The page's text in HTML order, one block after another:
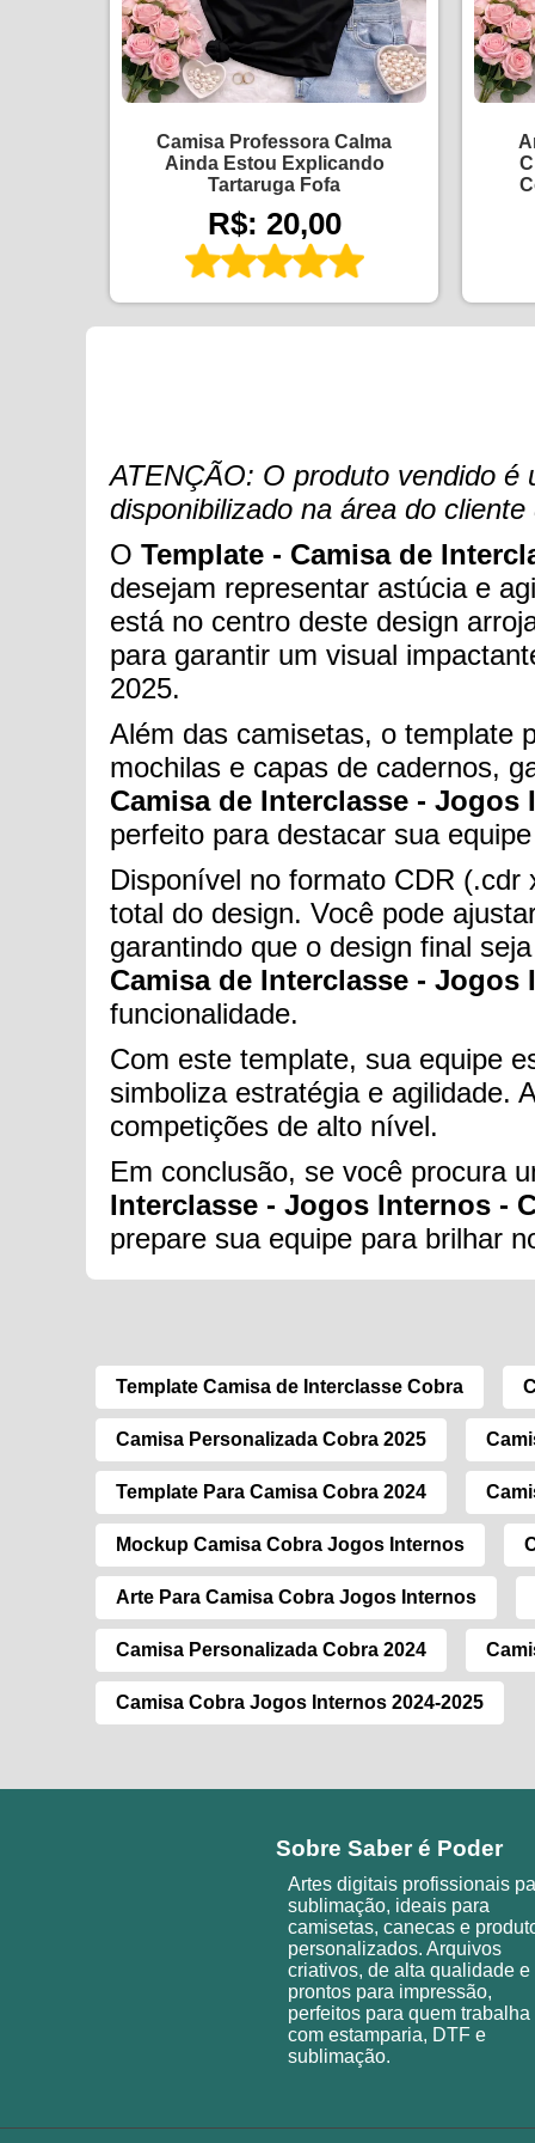
Camisa Professora Calma
Ainda Estou Explicando
Tartaruga Fofa
R$: 20,00
ATENÇÃO: O produto vendido
disponibilizado na área do
O Template - Camisa de
desejam representar astúcia e
está no centro deste design
para garantir um visual
2025.
Além das camisetas, o template
mochilas e capas de cadernos,
Camisa de Interclasse - Jogos
perfeito para destacar sua
Disponível no formato CDR
total do design. Você pode
garantindo que o design final
Camisa de Interclasse - Jogos
funcionalidade.
Com este template, sua equipe
simboliza estratégia e agilidade.
competições de alto nível.
Em conclusão, se você procura
Interclasse - Jogos Internos -
prepare sua equipe para brilhar
Template Camisa de Interclasse Cobra
Camisa Personalizada Cobra 2025
Template Para Camisa Cobra 2024
Mockup Camisa Cobra Jogos Internos
Arte Para Camisa Cobra Jogos Internos
Camisa Personalizada Cobra 2024
Camisa Cobra Jogos Internos 2024-2025
Sobre Saber é Poder
Artes digitais profissionais
sublimação, ideais para
camisetas, canecas e
personalizados. Arquivos
criativos, de alta qualidade e
prontos para impressão,
perfeitos para quem trabalha
com estamparia, DTF e
sublimação.